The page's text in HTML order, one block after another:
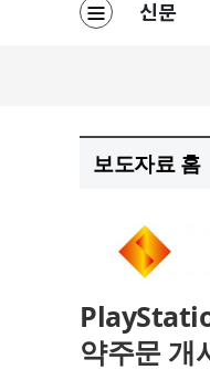
보도자료 홈
약주문 개